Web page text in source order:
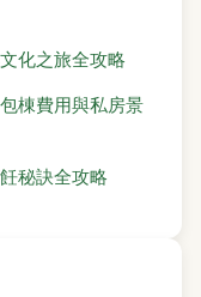
化之旅全攻略
棟費用與私房景
秘訣全攻略